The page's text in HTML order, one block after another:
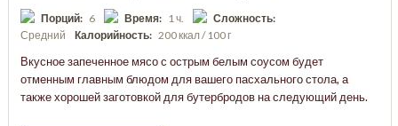
Порций: 6 Время: 1 ч.
Сложность:
Средний
Калорийность: 200 ккал / 100 г
Вкусное запеченное мясо с острым белым соусом будет
отменным главным блюдом для вашего пасхального стола, а
также хорошей заготовкой для бутербродов на следующий день.